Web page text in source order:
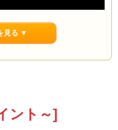
見る ▼
ント～]